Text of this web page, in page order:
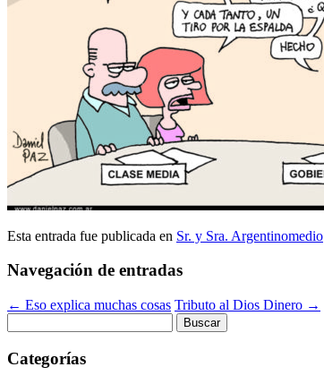
Esta entrada fue publicada en Sr. y Sra. Argentinomedio
Navegación de entradas
← Eso explica muchas cosas Tributo al Dios Dinero →
Categorías